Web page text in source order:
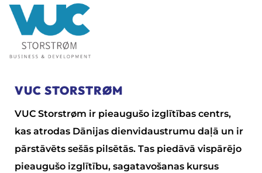
VUC STORSTRØM
VUC Storstrøm ir pieaugušo izglītības centrs,
kas atrodas Dānijas dienvidaustrumu daļā un ir
pārstāvēts sešās pilsētās. Tas piedāvā vispārējo
pieaugušo izglītību, sagatavošanas kursus